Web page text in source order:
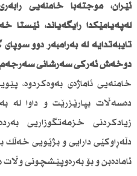
ئێران، موجتەبا خامنەیی
لەپەیامێكدا رایگەیاند، ئێستا
تایبەتدایە لە بەرامبەر دوو
دۆخەش ئەركی سەرشانی سەرجەم
خامنەیی ئاماژەی بەوەكردوە،
دەسەڵات بپارێزرێت و داوا لە
زیادكردنی خزمەتگوزاریی
دڵەڕاوكێی دارایی و بژێویی خەڵك
ئامادەبن و بۆ بەرەوپێشچونی وڵات